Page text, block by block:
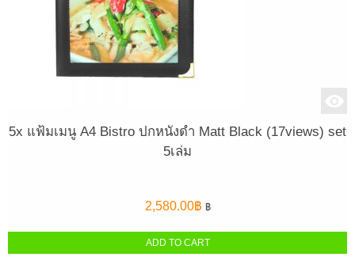
5x แฟ้มเมนู A4 Bistro ปกหนังดำ Matt Black (17views) set
5เล่ม
2,580.00฿ ฿
ADD TO CART